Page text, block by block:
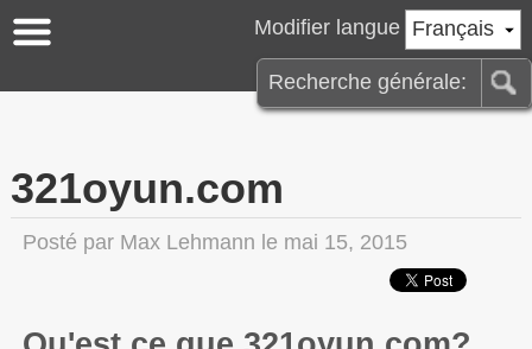
Français
Modifier langue
321oyun.com
Posté par Max Lehmann le mai 15, 2015